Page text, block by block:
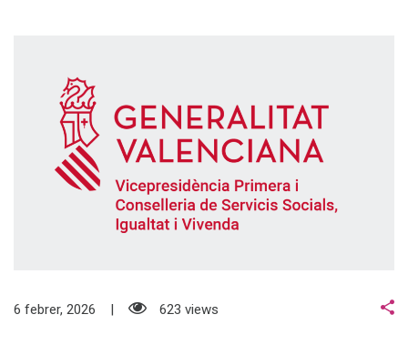
6 febrer, 2026 623 views